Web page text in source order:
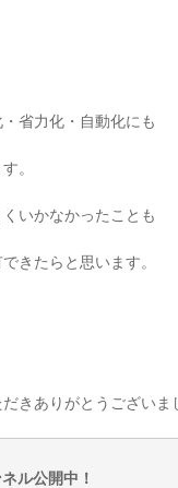
省力化・自動化にも
。
いかなかったことも
きたらと思います。
きありがとうございま
ル公開中！